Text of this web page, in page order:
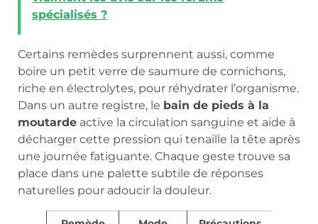
spécialisés ?
Certains remèdes surprennent aussi, comme
boire un petit verre de saumure de cornichons,
riche en électrolytes, pour réhydrater l’organisme.
Dans un autre registre, le bain de pieds à la
moutarde active la circulation sanguine et aide à
décharger cette pression qui tenaille la tête après
une journée fatiguante. Chaque geste trouve sa
place dans une palette subtile de réponses
naturelles pour adoucir la douleur.